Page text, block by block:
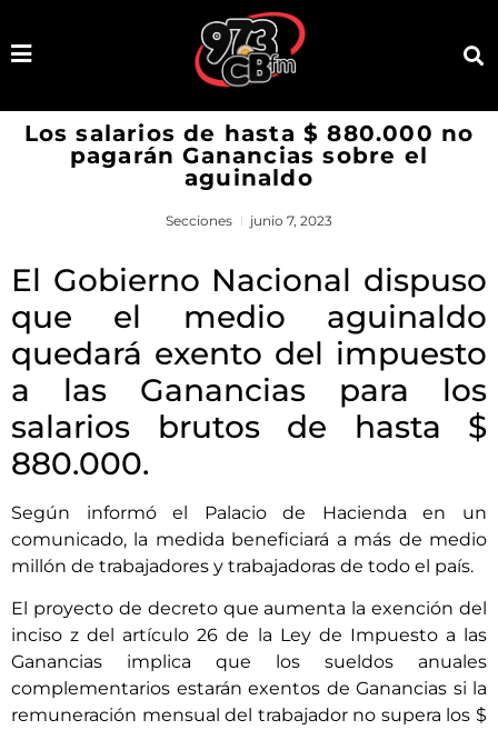
Los salarios de hasta $ 880.000 no
pagarán Ganancias sobre el
aguinaldo
Secciones junio 7, 2023
El Gobierno Nacional dispuso
que el medio aguinaldo
quedará exento del impuesto
a las Ganancias para los
salarios brutos de hasta $
880.000.
Según informó el Palacio de Hacienda en un
comunicado, la medida beneficiará a más de medio
millón de trabajadores y trabajadoras de todo el país.
El proyecto de decreto que aumenta la exención del
inciso z del artículo 26 de la Ley de Impuesto a las
Ganancias implica que los sueldos anuales
complementarios estarán exentos de Ganancias si la
remuneración mensual del trabajador no supera los $